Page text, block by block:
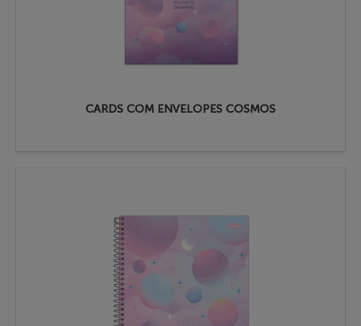
CARDS COM ENVELOPES COSMOS